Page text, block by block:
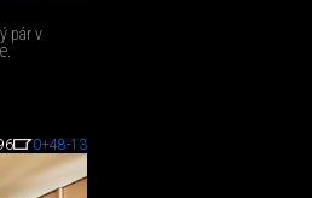
pár v
0+48-13